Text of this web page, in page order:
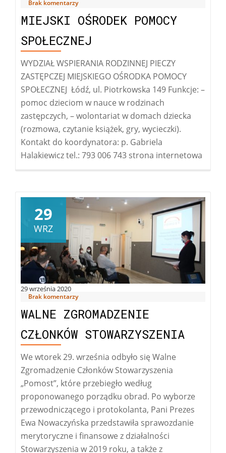
Brak komentarzy
MIEJSKI OŚRODEK POMOCY
SPOŁECZNEJ
WYDZIAŁ WSPIERANIA RODZINNEJ PIECZY
ZASTĘPCZEJ MIEJSKIEGO OŚRODKA POMOCY
SPOŁECZNEJ Łódź, ul. Piotrkowska 149 Funkcje: –
pomoc dzieciom w nauce w rodzinach
zastępczych, – wolontariat w domach dziecka
(rozmowa, czytanie książek, gry, wycieczki).
Kontakt do koordynatora: p. Gabriela
Halakiewicz tel.: 793 006 743 strona internetowa
29 września 2020
29
WRZ
Brak komentarzy
WALNE ZGROMADZENIE
CZŁONKÓW STOWARZYSZENIA
We wtorek 29. września odbyło się Walne
Zgromadzenie Członków Stowarzyszenia
„Pomost”, które przebiegło według
proponowanego porządku obrad. Po wyborze
przewodniczącego i protokolanta, Pani Prezes
Ewa Nowaczyńska przedstawiła sprawozdanie
merytoryczne i finansowe z działalności
Stowarzyszenia w 2019 roku, a także z